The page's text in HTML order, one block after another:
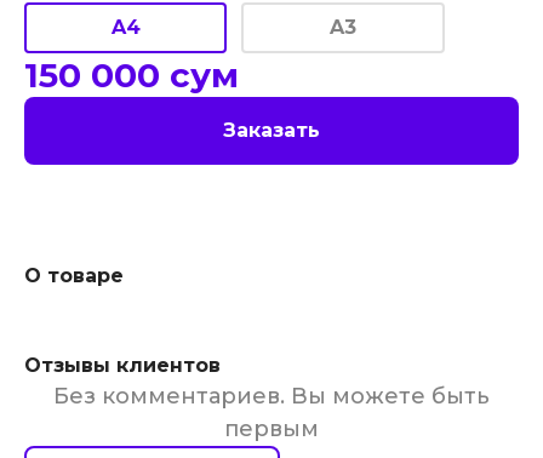
A4
A3
150 000 сум
Заказать
О товаре
Отзывы клиентов
Без комментариев. Вы можете быть
первым